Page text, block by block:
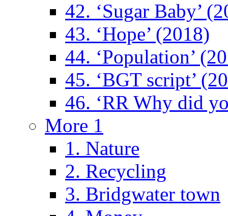
42. ‘Sugar Baby’
43. ‘Hope’ (2018)
44. ‘Population’
45. ‘BGT script’
46. ‘RR Why did
More 1
1. Nature
2. Recycling
3. Bridgwater town